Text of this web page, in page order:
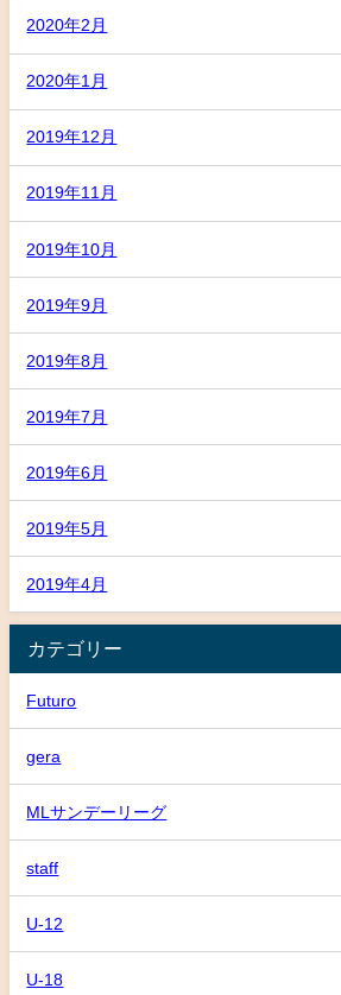
2020年2月
2020年1月
2019年12月
2019年11月
2019年10月
2019年9月
2019年8月
2019年7月
2019年6月
2019年5月
2019年4月
カテゴリー
Futuro
gera
MLサンデーリーグ
staff
U-12
U-18